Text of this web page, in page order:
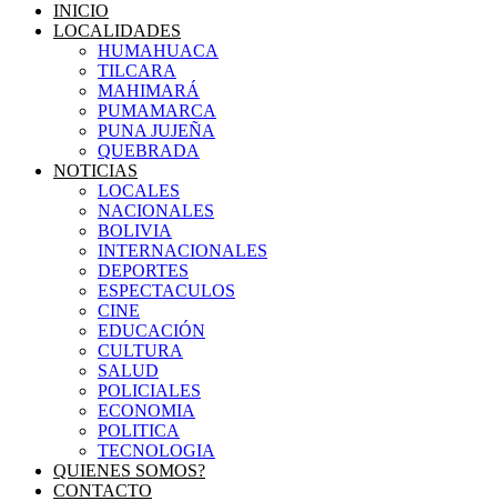
INICIO
LOCALIDADES
HUMAHUACA
TILCARA
MAHIMARÁ
PUMAMARCA
PUNA JUJEÑA
QUEBRADA
NOTICIAS
LOCALES
NACIONALES
BOLIVIA
INTERNACIONALES
DEPORTES
ESPECTACULOS
CINE
EDUCACIÓN
CULTURA
SALUD
POLICIALES
ECONOMIA
POLITICA
TECNOLOGIA
QUIENES SOMOS?
CONTACTO